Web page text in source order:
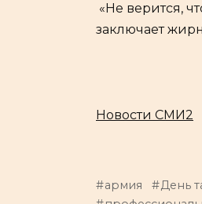
«Не верится,
заключает
Новости СМИ2
армия День